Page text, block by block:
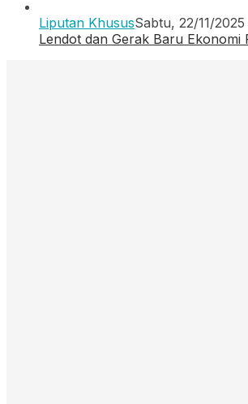
Liputan KhususSabtu, 22/11/
Lendot dan Gerak Baru Ekonomi